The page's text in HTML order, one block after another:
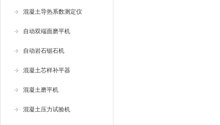
混凝土导热系数测定仪
自动双端面磨平机
自动岩石锯石机
混凝土芯样补平器
混凝土磨平机
混凝土压力试验机